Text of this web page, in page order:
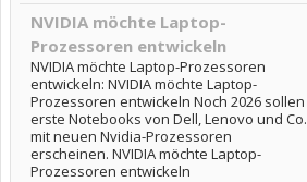
NVIDIA möchte Laptop-
Prozessoren entwickeln
NVIDIA möchte Laptop-Prozessoren
entwickeln: NVIDIA möchte Laptop-
Prozessoren entwickeln Noch 2026 sollen
erste Notebooks von Dell, Lenovo und Co.
mit neuen Nvidia-Prozessoren
erscheinen. NVIDIA möchte Laptop-
Prozessoren entwickeln